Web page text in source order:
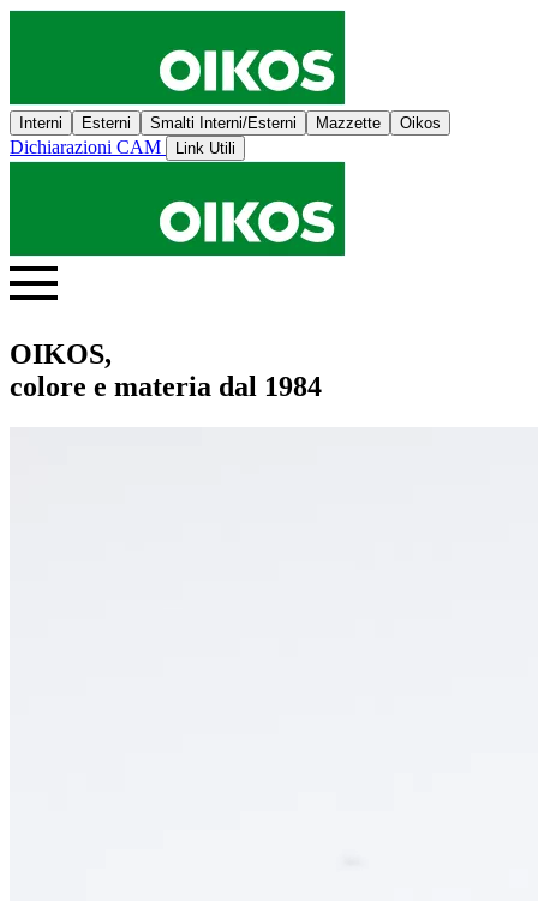
Interni Esterni Smalti Interni/Esterni Mazzette Oikos
Dichiarazioni CAM Link Utili
OIKOS,
colore e materia dal 1984